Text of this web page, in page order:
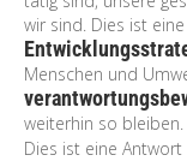
wir sind. Dies ist
Menschen und
weiterhin so bleiben.
Dies ist eine Antwort